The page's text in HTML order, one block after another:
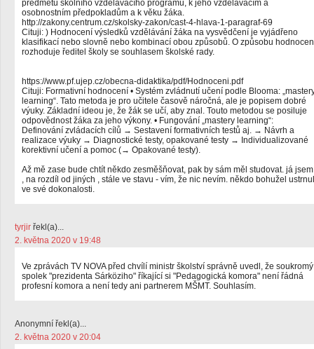
předmětů školního vzdělávacího programu, k jeho vzdělávacím a
osobnostním předpokladům a k věku žáka.
http://zakony.centrum.cz/skolsky-zakon/cast-4-hlava-1-paragraf-69
Cituji: ) Hodnocení výsledků vzdělávání žáka na vysvědčení je vyjádřeno
klasifikací nebo slovně nebo kombinací obou způsobů. O způsobu
rozhoduje ředitel školy se souhlasem školské rady.
https://www.pf.ujep.cz/obecna-didaktika/pdf/Hodnoceni.pdf
Cituji: Formativní hodnocení • Systém zvládnutí učení podle Blooma:
learning“. Tato metoda je pro učitele časově náročná, ale je popisem dobré
výuky. Základní ideou je, že žák se učí, aby znal. Touto metodou se posiluje
odpovědnost žáka za jeho výkony. • Fungování „mastery learning“:
Definování zvládacích cílů → Sestavení formativních testů aj. → Návrh a
realizace výuky → Diagnostické testy, opakované testy → Individualizované
korektivní učení a pomoc (→ Opakované testy).
Až mě zase bude chtít někdo zesměšňovat, pak by sám měl studovat. já jsem
, na rozdíl od jiných , stále ve stavu - vím, že nic nevím. někdo bohužel ustrnul
ve své dokonalosti.
tyrjir řekl(a)...
2. května 2020 v 19:48
Ve zprávách TV NOVA před chvílí ministr školství správně uvedl, že soukromý
spolek "prezidenta Sárköziho" říkající si "Pedagogická komora" není řádná
profesní komora a není tedy ani partnerem MŠMT. Souhlasím.
Anonymní řekl(a)...
2. května 2020 v 20:04